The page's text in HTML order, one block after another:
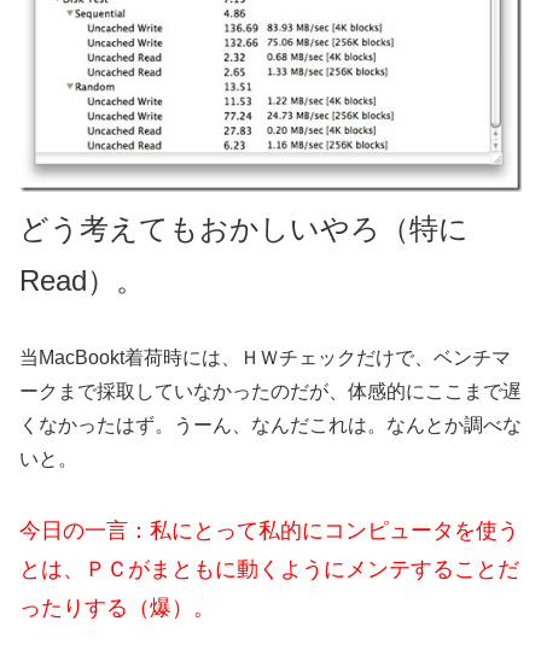
どう考えてもおかしいやろ（特に
Read）。
当MacBookt着荷時には、ＨＷチェックだけで、ベンチマ
ークまで採取していなかったのだが、体感的にここまで遅
くなかったはず。うーん、なんだこれは。なんとか調べな
いと。
今日の一言：私にとって私的にコンピュータを使う
とは、ＰＣがまともに動くようにメンテすることだ
ったりする（爆）。